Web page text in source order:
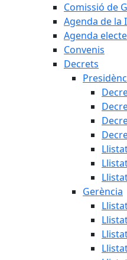
Comissió de
Agenda de la
Agenda
Convenis
Decrets
Gerència